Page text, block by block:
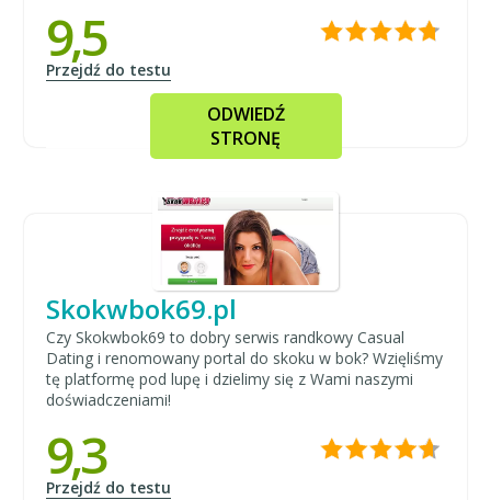
9,5
Przejdź do testu
ODWIEDŹ
STRONĘ
Skokwbok69.pl
Czy Skokwbok69 to dobry serwis randkowy Casual
Dating i renomowany portal do skoku w bok? Wzięliśmy
tę platformę pod lupę i dzielimy się z Wami naszymi
doświadczeniami!
9,3
Przejdź do testu